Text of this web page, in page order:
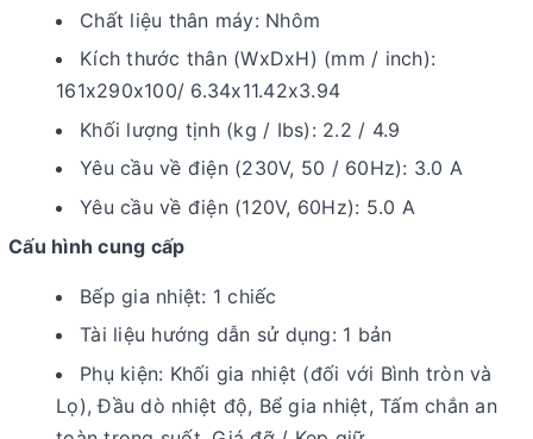
Chất liệu thân máy: Nhôm
Kích thước thân (WxDxH) (mm / inch):
161x290x100/ 6.34x11.42x3.94
Khối lượng tịnh (kg / Ibs): 2.2 / 4.9
Yêu cầu về điện (230V, 50 / 60Hz): 3.0 A
Yêu cầu về điện (120V, 60Hz): 5.0 A
Cấu hình cung cấp
Bếp gia nhiệt: 1 chiếc
Tài liệu hướng dẫn sử dụng: 1 bản
Phụ kiện: Khối gia nhiệt (đối với Bình tròn và
Lọ), Đầu dò nhiệt độ, Bể gia nhiệt, Tấm chắn an